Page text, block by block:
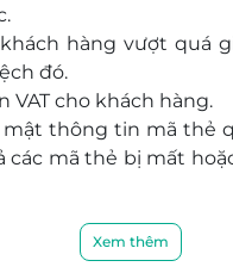
Tam Kỳ, Quảng Nam
Ngãi
Bắc Ninh
Bắc Ninh
hàng vượt quá
đó.
VAT cho khách hàng.
thông tin mã thẻ
mã thẻ bị mất
sau giữa khách hàng
Xem thêm